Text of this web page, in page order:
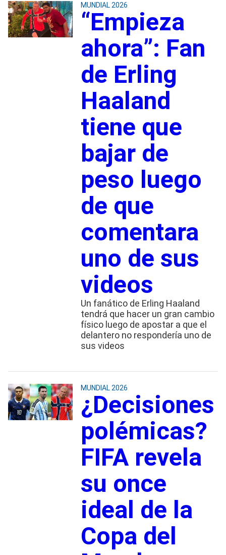
MUNDIAL 2026
“Empieza
ahora”: Fan
de Erling
Haaland
tiene que
bajar de
peso luego
de que
comentara
uno de sus
videos
Un fanático de Erling Haaland
tendrá que hacer un gran cambio
físico luego de apostar a que el
delantero no respondería uno de
sus videos
MUNDIAL 2026
¿Decisiones
polémicas?
FIFA revela
su once
ideal de la
Copa del